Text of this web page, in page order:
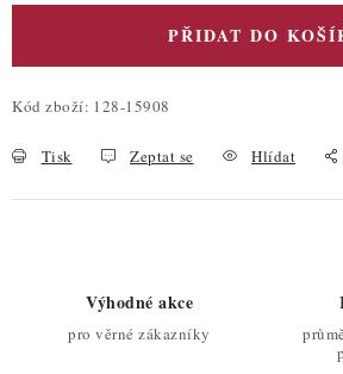
PŘIDAT DO
Kód zboží: 128-15908
Tisk Zeptat se Hlídat
Výhodné akce
pro věrné zákazníky